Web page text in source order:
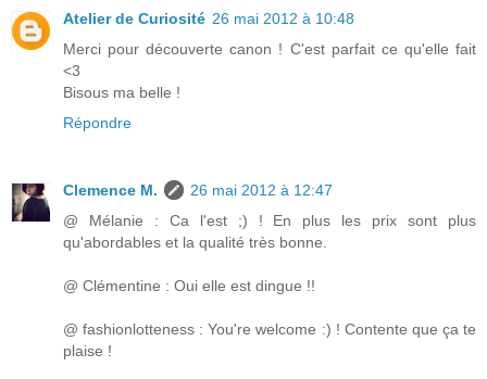
Atelier de Curiosité 26 mai 2012 à 10:48
Merci pour découverte canon ! C'est parfait ce qu'elle fait
<3
Bisous ma belle !
Répondre
Clemence M.
26 mai 2012 à 12:47
@ Mélanie : Ca l'est ;) ! En plus les prix sont plus
qu'abordables et la qualité très bonne.
@ Clémentine : Oui elle est dingue !!
@ fashionlotteness : You're welcome :) ! Contente que ça te
plaise !